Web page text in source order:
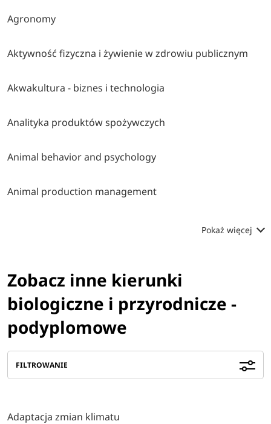
Agronomy
Aktywność fizyczna i żywienie w zdrowiu publicznym
Akwakultura - biznes i technologia
Analityka produktów spożywczych
Animal behavior and psychology
Animal production management
Pokaż więcej
Zobacz inne kierunki
biologiczne i przyrodnicze -
podyplomowe
FILTROWANIE
Adaptacja zmian klimatu